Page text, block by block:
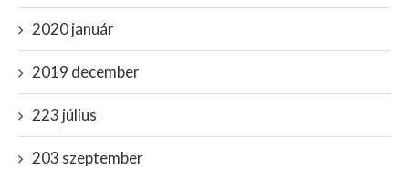
2020 január
2019 december
223 július
203 szeptember